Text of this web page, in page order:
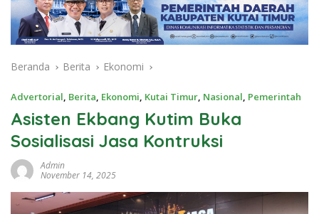
Beranda Berita Ekonomi
Advertorial, Berita, Ekonomi, Kutai Timur, Nasional, Pemerintah
Asisten Ekbang Kutim Buka
Sosialisasi Jasa Kontruksi
Admin
November 14, 2025